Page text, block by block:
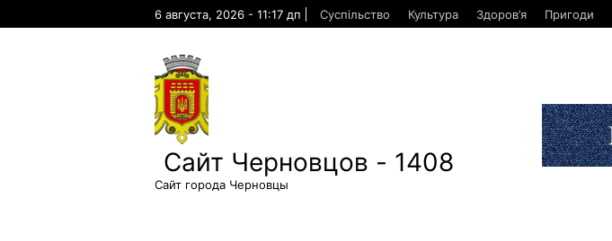
6 августа, 2026 - 11:17 дп Суспільство Культура Здоров’я Пригоди
Сайт Черновцов - 1408
Сайт города Черновцы